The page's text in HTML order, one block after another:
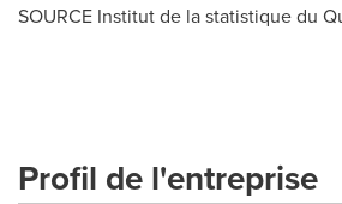
SOURCE Institut de la statistique du
Profil de l'entreprise